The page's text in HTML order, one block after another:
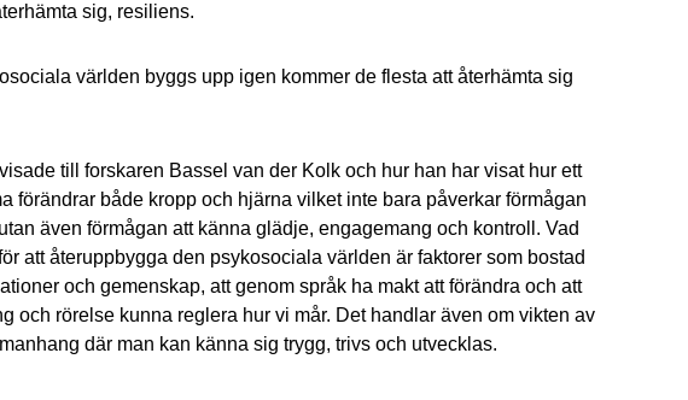
sig, resiliens.
världen byggs upp igen kommer de flesta att återhämta sig
till forskaren Bassel van der Kolk och hur han har visat hur ett
förändrar både kropp och hjärna vilket inte bara påverkar förmågan
även förmågan att känna glädje, engagemang och kontroll. Vad
att återuppbygga den psykosociala världen är faktorer som bostad
och gemenskap, att genom språk ha makt att förändra och att
och rörelse kunna reglera hur vi mår. Det handlar även om vikten av
där man kan känna sig trygg, trivs och utvecklas.